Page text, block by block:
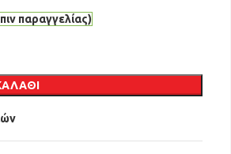
παραγγελίας)